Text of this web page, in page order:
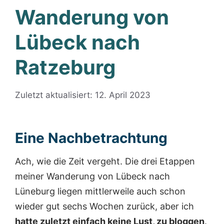
Wanderung von
Lübeck nach
Ratzeburg
Zuletzt aktualisiert: 12. April 2023
Eine Nachbetrachtung
Ach, wie die Zeit vergeht. Die drei Etappen
meiner Wanderung von Lübeck nach
Lüneburg liegen mittlerweile auch schon
wieder gut sechs Wochen zurück, aber ich
hatte zuletzt einfach keine Lust, zu bloggen.